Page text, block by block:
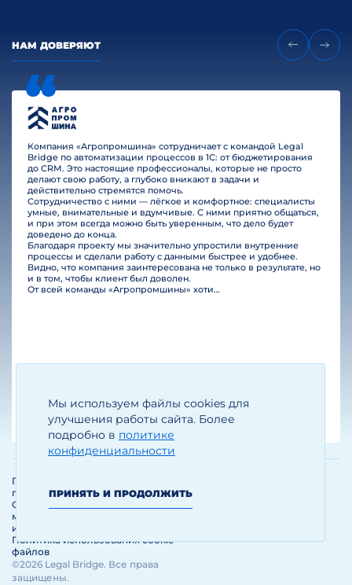
Мы используем файлы cookies для
улучшения работы сайта. Более
подробно в политике
конфиденциальности
ПРИНЯТЬ И ПРОДОЛЖИТЬ
НАМ ДОВЕРЯЮТ
Компания «Агропромшина» сотрудничает с командой Legal
Bridge по автоматизации процессов в 1С: от бюджетирования
до CRM. Это настоящие профессионалы, которые не просто
делают свою работу, а глубоко вникают в задачи и
действительно стремятся помочь.
Сотрудничество с ними — лёгкое и комфортное: специалисты
умные, внимательные и вдумчивые. С ними приятно общаться,
и при этом всегда можно быть уверенным, что дело будет
доведено до конца.
Благодаря проекту мы значительно упростили внутренние
процессы и сделали работу с данными быстрее и удобнее.
Видно, что компания заинтересована не только в результате, но
и в том, чтобы клиент был доволен.
От всей команды «Агропромшины» хотим поблагодарить специалистов Legal Bridge за отличную работу и человеческое отношение.…
Егизарян И.А.
Генеральный директор
©2026 Legal Bridge. Все права
защищены.
Политика обработки и защиты
персональных данных
Политика использования cookie-
файлов
Соглашение об использовании
материалов и сервисов
интернет-сайта